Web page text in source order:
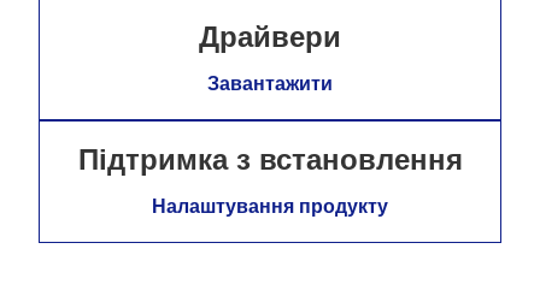
Драйвери
Завантажити
Підтримка з встановлення
Налаштування продукту